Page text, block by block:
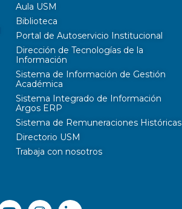
Aula USM
Biblioteca
Portal de Autoservicio Institucional
Dirección de Tecnologías de la
Información
Sistema de Información de Gestión
Académica
Sistema Integrado de Información
Argos ERP
Sistema de Remuneraciones Históricas
Directorio USM
Trabaja con nosotros